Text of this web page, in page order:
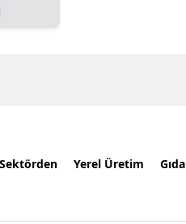
Sektörden Yerel Üretim Gıda